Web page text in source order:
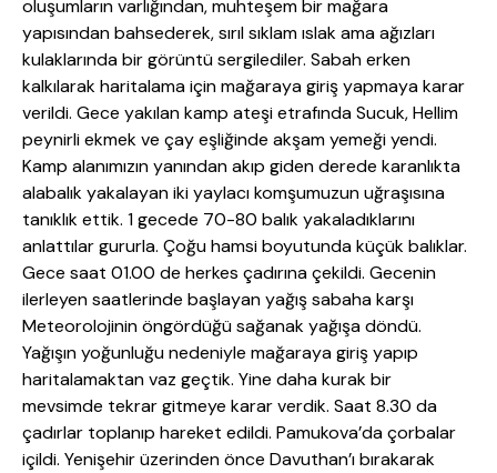
oluşumların varlığından, muhteşem bir mağara
yapısından bahsederek, sırıl sıklam ıslak ama ağızları
kulaklarında bir görüntü sergilediler. Sabah erken
kalkılarak haritalama için mağaraya giriş yapmaya karar
verildi. Gece yakılan kamp ateşi etrafında Sucuk, Hellim
peynirli ekmek ve çay eşliğinde akşam yemeği yendi.
Kamp alanımızın yanından akıp giden derede karanlıkta
alabalık yakalayan iki yaylacı komşumuzun uğraşısına
tanıklık ettik. 1 gecede 70-80 balık yakaladıklarını
anlattılar gururla. Çoğu hamsi boyutunda küçük balıklar.
Gece saat 01.00 de herkes çadırına çekildi. Gecenin
ilerleyen saatlerinde başlayan yağış sabaha karşı
Meteorolojinin öngördüğü sağanak yağışa döndü.
Yağışın yoğunluğu nedeniyle mağaraya giriş yapıp
haritalamaktan vaz geçtik. Yine daha kurak bir
mevsimde tekrar gitmeye karar verdik. Saat 8.30 da
çadırlar toplanıp hareket edildi. Pamukova’da çorbalar
içildi. Yenişehir üzerinden önce Davuthan’ı bırakarak